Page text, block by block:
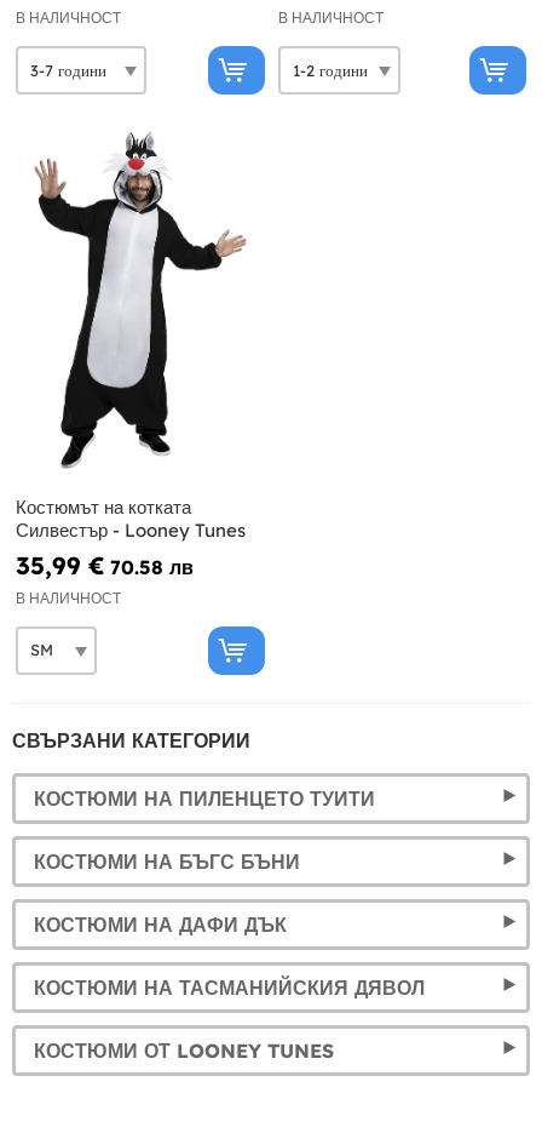
В НАЛИЧНОСТ В НАЛИЧНОСТ
Костюмът на котката
Силвестър - Looney Tunes
35,99 € 70.58 лв
В НАЛИЧНОСТ
СВЪРЗАНИ КАТЕГОРИИ
КОСТЮМИ НА ПИЛЕНЦЕТО ТУИТИ
КОСТЮМИ НА БЪГС БЪНИ
КОСТЮМИ НА ДАФИ ДЪК
КОСТЮМИ НА ТАСМАНИЙСКИЯ ДЯВОЛ
КОСТЮМИ ОТ LOONEY TUNES